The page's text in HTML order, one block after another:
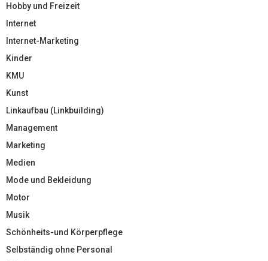
Hobby und Freizeit
Internet
Internet-Marketing
Kinder
KMU
Kunst
Linkaufbau (Linkbuilding)
Management
Marketing
Medien
Mode und Bekleidung
Motor
Musik
Schönheits-und Körperpflege
Selbständig ohne Personal